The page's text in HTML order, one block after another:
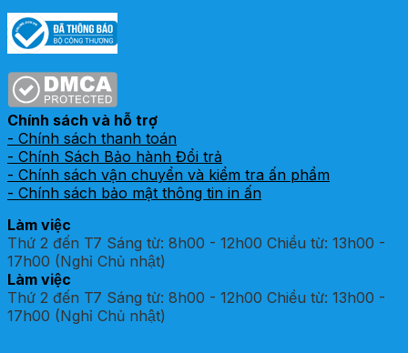
Chính sách và hỗ trợ
- Chính sách thanh toán
- Chính Sách Bảo hành Đổi trả
- Chính sách vận chuyển và kiểm tra ấn phẩm
- Chính sách bảo mật thông tin in ấn
Làm việc
Thứ 2 đến T7 Sáng từ: 8h00 - 12h00 Chiều từ: 13h00 -
17h00 (Nghỉ Chủ nhật)
Làm việc
Thứ 2 đến T7 Sáng từ: 8h00 - 12h00 Chiều từ: 13h00 -
17h00 (Nghỉ Chủ nhật)